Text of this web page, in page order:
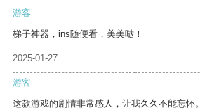
游客
梯子神器，ins随便看，美美哒！
2025-01-27
游客
这款游戏的剧情非常感人，让我久久不能忘怀。